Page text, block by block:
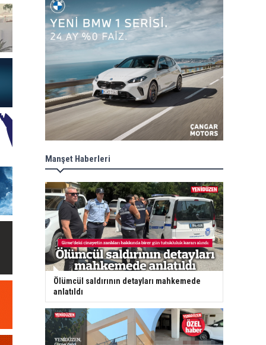
Manşet Haberleri
Ölümcül saldırının detayları mahkemede
anlatıldı